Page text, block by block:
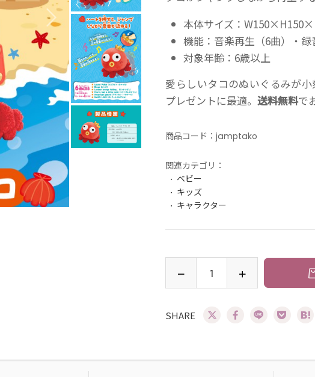
本体サイズ：
機能：音楽再生（6曲）・
対象年齢：6歳以上
愛らしいタコのぬいぐるみが
プレゼントに最適。送料無料で
商品コード：jamptako
関連カテゴリ：
ベビー
キッズ
キャラクター
SHARE